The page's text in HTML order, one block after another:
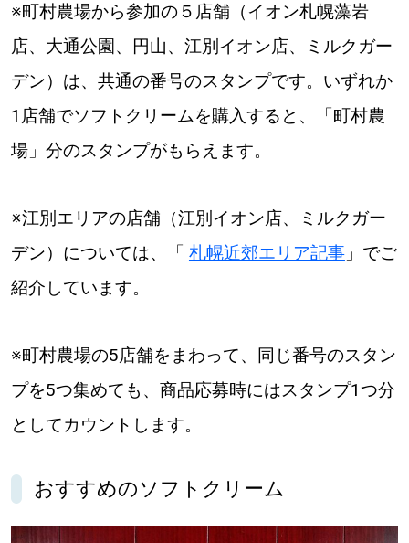
※町村農場から参加の５店舗（イオン札幌藻岩
店、大通公園、円山、江別イオン店、ミルクガー
デン）は、共通の番号のスタンプです。いずれか
1店舗でソフトクリームを購入すると、「町村農
場」分のスタンプがもらえます。
※江別エリアの店舗（江別イオン店、ミルクガー
デン）については、「 札幌近郊エリア記事」でご
紹介しています。
※町村農場の5店舗をまわって、同じ番号のスタン
プを5つ集めても、商品応募時にはスタンプ1つ分
としてカウントします。
おすすめのソフトクリーム